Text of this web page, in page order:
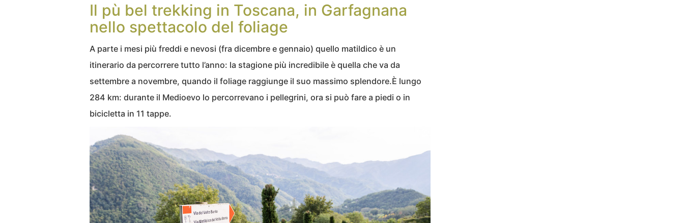
Il pù bel trekking in Toscana, in Garfagnana
nello spettacolo del foliage
A parte i mesi più freddi e nevosi (fra dicembre e gennaio) quello matildico è un
itinerario da percorrere tutto l’anno: la stagione più incredibile è quella che va da
settembre a novembre, quando il foliage raggiunge il suo massimo splendore.È lungo
284 km: durante il Medioevo lo percorrevano i pellegrini, ora si può fare a piedi o in
bicicletta in 11 tappe.